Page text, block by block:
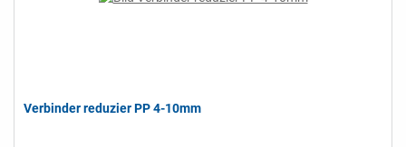
Verbinder reduzier PP 4-10mm